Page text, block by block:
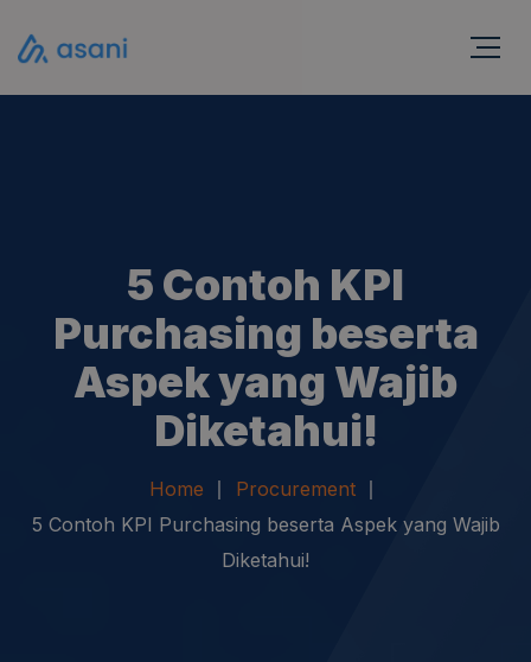
5 Contoh KPI
Purchasing beserta
Aspek yang Wajib
Diketahui!
Home
Procurement
5 Contoh KPI Purchasing beserta Aspek yang Wajib
Diketahui!